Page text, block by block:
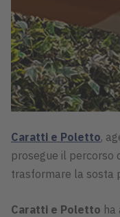
Caratti e Poletto,
prosegue il percorso
trasformare la sosta
Caratti e Poletto ha